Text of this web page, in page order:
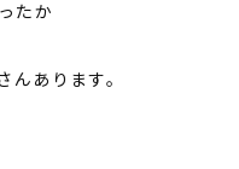
たか
んあります。